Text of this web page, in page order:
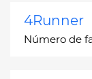
4Runner
Número de